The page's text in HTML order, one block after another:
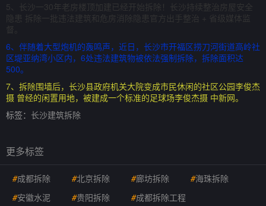
5、长沙一30年老房楼顶加建已经开始拆除！长沙持续整治房屋安全
隐患 拆除一批违法建筑和危房消除隐患官方出手整治 + 省级媒体监
督。
6、伴随着大型炮机的轰鸣声，近日，长沙市开福区捞刀河街道高岭社
区堤亚纳湾小区内，6处违法建筑物被依法强制拆除，拆除面积达
500。
7、拆除围墙后，长沙县政府机关大院变成市民休闲的社区公园李俊杰
摄 曾经的闲置用地，被建成一个标准的足球场李俊杰摄 中新网。
标签： 长沙建筑拆除
更多标签
#成都拆除 #北京拆除 #廊坊拆除 #海珠拆除
#安徽水泥 #贵阳拆除 #成都拆除工程